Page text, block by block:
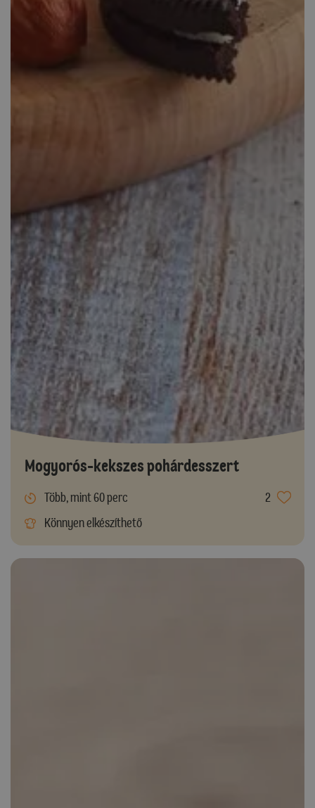
Mogyorós-kekszes pohárdesszert
Több, mint 60 perc
2
Könnyen elkészíthető